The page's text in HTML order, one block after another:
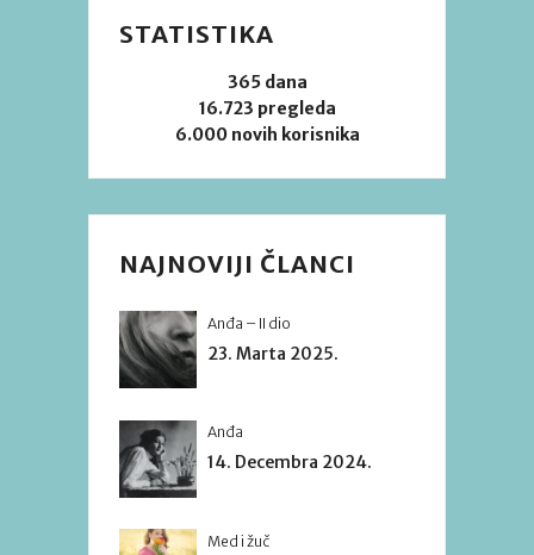
STATISTIKA
365 dana
16.723 pregleda
6.000 novih korisnika
NAJNOVIJI ČLANCI
Anđa – II dio
23. Marta 2025.
Anđa
14. Decembra 2024.
Med i žuč